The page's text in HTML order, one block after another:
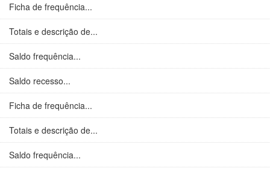
Ficha de frequência...
Totais e descrição de...
Saldo frequência...
Saldo recesso...
Ficha de frequência...
Totais e descrição de...
Saldo frequência...